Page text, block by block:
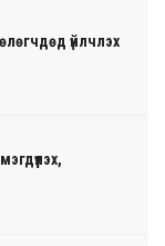
үйлчлэх